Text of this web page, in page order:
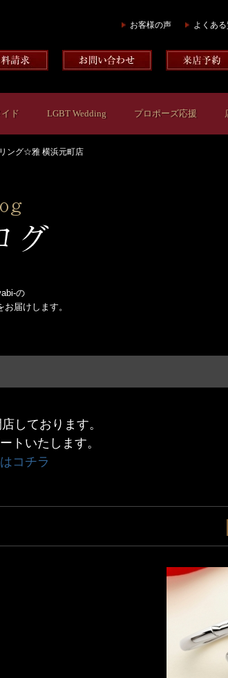
お客様の声 よくあ
ド LGBT Wedding プロポーズ応援
ング☆雅 横浜元町店
の
届けします。
しております。
トいたします。
コチラ